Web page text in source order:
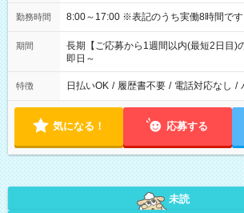
勤務時間 8:00～17:00 ※表記のうち実働8時間です
期間
長期【ご応募から1週間以内(最短2日目)
即日～
特徴 日払いOK / 履歴書不要 / 電話対応なし /
気になる！ 応募する
未読